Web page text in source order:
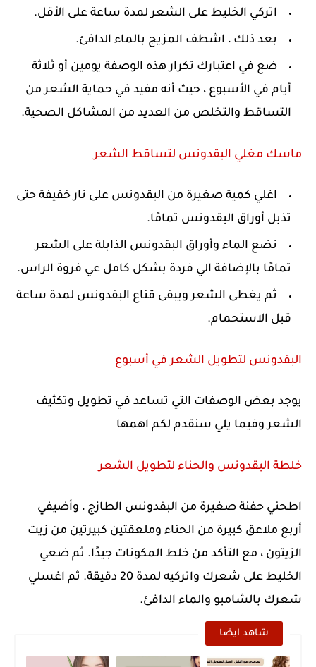
اتركي الخليط على الشعر لمدة ساعة على الأقل.
بعد ذلك ، اشطف المزيج بالماء الدافئ.
ضع في اعتبارك تكرار هذه الوصفة يومين أو ثلاثة
أيام في الأسبوع ، حيث أنه مفيد في حماية الشعر من
التساقط والتخلص من العديد من المشاكل الصحية.
ماسك مغلي البقدونس لتساقط الشعر
اغلي كمية صغيرة من البقدونس على نار خفيفة حتى
تذبل أوراق البقدونس تمامًا.
نضع الماء وأوراق البقدونس الذابلة على الشعر
تمامًا بالإضافة الي فردة بشكل كامل عي فروة الراس.
ثم يغطى الشعر ويبقى قناع البقدونس لمدة ساعة
قبل الاستحمام.
البقدونس لتطويل الشعر في أسبوع
يوجد بعض الوصفات التي تساعد في تطويل وتكثيف
الشعر وفيما يلي سنقدم لكم اهمها
خلطة البقدونس والحناء لتطويل الشعر
اطحني حفنة صغيرة من البقدونس الطازج ، وأضيفي
أربع ملاعق كبيرة من الحناء وملعقتين كبيرتين من زيت
الزيتون ، مع التأكد من خلط المكونات جيدًا. ثم ضعي
الخليط على شعرك واتركيه لمدة 20 دقيقة. ثم اغسلي
شعرك بالشامبو والماء الدافئ.
شاهد ايضا